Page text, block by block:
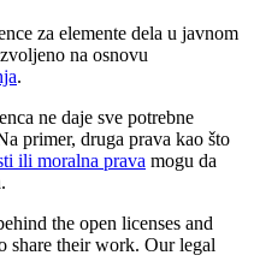
za elemente dela u javnom
na osnovu
.
ne daje sve potrebne
primer, druga prava kao što
ili moralna prava mogu da
the open licenses and
share their work. Our legal